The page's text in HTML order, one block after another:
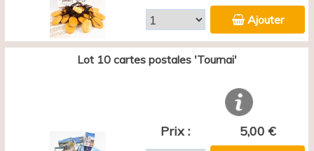
Ajouter
Lot 10 cartes postales 'Tournai'
Prix : 5,00 €